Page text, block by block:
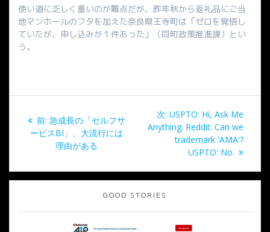
使い道に乏しく重いのが難点だが、昨年秋から返礼品にご当
地マンホールのフタを加えた奈良県王寺町は「ゼロを覚悟し
ていたが、申し込みが１件あった」（同町政策推進課）とい
う。
稿
ビ
ゲ
前: 過
去
の
稿:
急成長の「セルフサ
ービスBI」、大流行には
理由がある
次: 次
の
投
USPTO: Hi, Ask Me
Anything. Reddit: Can we
trademark 'AMA'?
USPTO: No.
GOOD STORIES